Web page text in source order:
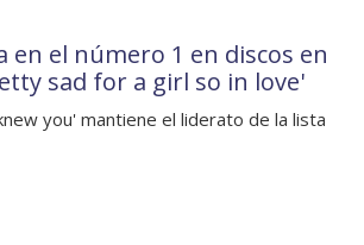
en el número 1 en discos en
sad for a girl so in love'
you' mantiene el liderato de la lista